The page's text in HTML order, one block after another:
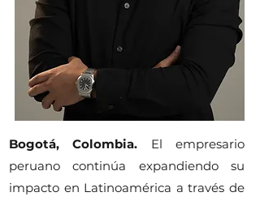
Bogotá, Colombia.
El empresario
peruano continúa expandiendo su
impacto en Latinoamérica a través de